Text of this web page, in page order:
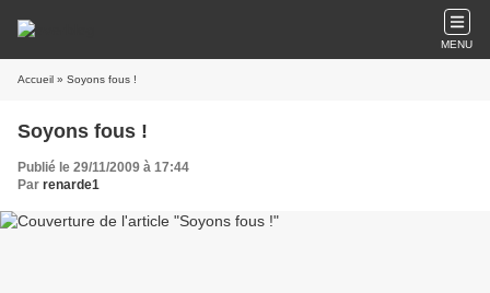
MENU
Accueil » Soyons fous !
Soyons fous !
Publié le 29/11/2009 à 17:44
Par renarde1